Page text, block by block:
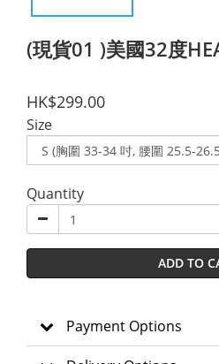
(現貨01 )美國32度
HK$299.00
Size
Quantity
ADD TO
Payment Options